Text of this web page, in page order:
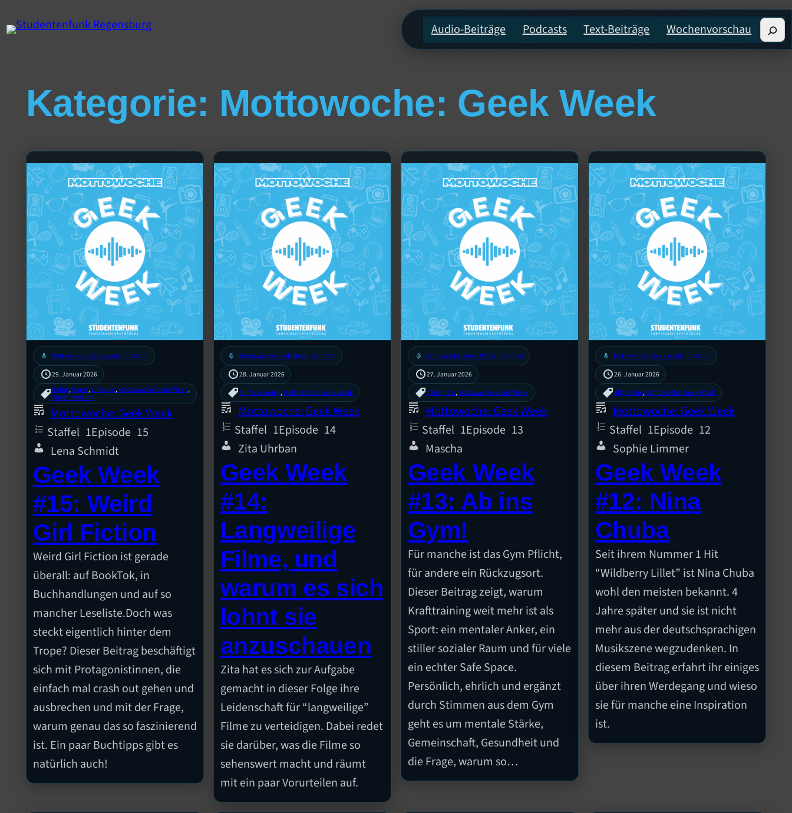
Audio-Beiträge Podcasts Text-Beiträge Wochenvorschau
Kategorie: Mottowoche: Geek Week
mic Mottowoche: Geek Week [S1/E15]
29. Januar 2026
Kultur, Kunst, Lifestyle, Mottowoche: Geek Week,
Studentenfunk
Mottowoche: Geek Week
Staffel 1Episode 15
Lena Schmidt
Geek Week
#15: Weird
Girl Fiction
Weird Girl Fiction ist gerade
überall: auf BookTok, in
Buchhandlungen und auf so
mancher Leseliste.Doch was
steckt eigentlich hinter dem
Trope? Dieser Beitrag beschäftigt
sich mit Protagonistinnen, die
einfach mal crash out gehen und
ausbrechen und mit der Frage,
warum genau das so faszinierend
ist. Ein paar Buchtipps gibt es
natürlich auch!
mic Mottowoche: Geek Week [S1/E14]
28. Januar 2026
Filme & Serien, Mottowoche: Geek Week
Mottowoche: Geek Week
Staffel 1Episode 14
Zita Uhrban
Geek Week
#14:
Langweilige
Filme, und
warum es sich
lohnt sie
anzuschauen
Zita hat es sich zur Aufgabe
gemacht in dieser Folge ihre
Leidenschaft für “langweilige”
Filme zu verteidigen. Dabei redet
sie darüber, was die Filme so
sehenswert macht und räumt
mit ein paar Vorurteilen auf.
mic Mottowoche: Geek Week [S1/E13]
27. Januar 2026
Allgemein, Mottowoche: Geek Week
Mottowoche: Geek Week
Staffel 1Episode 13
Mascha
Geek Week
#13: Ab ins
Gym!
Für manche ist das Gym Pflicht,
für andere ein Rückzugsort.
Dieser Beitrag zeigt, warum
Krafttraining weit mehr ist als
Sport: ein mentaler Anker, ein
stiller sozialer Raum und für viele
ein echter Safe Space.
Persönlich, ehrlich und ergänzt
durch Stimmen aus dem Gym
geht es um mentale Stärke,
Gemeinschaft, Gesundheit und
die Frage, warum so…
mic Mottowoche: Geek Week [S1/E12]
26. Januar 2026
Allgemein, Mottowoche: Geek Week
Mottowoche: Geek Week
Staffel 1Episode 12
Sophie Limmer
Geek Week
#12: Nina
Chuba
Seit ihrem Nummer 1 Hit
“Wildberry Lillet” ist Nina Chuba
wohl den meisten bekannt. 4
Jahre später und sie ist nicht
mehr aus der deutschsprachigen
Musikszene wegzudenken. In
diesem Beitrag erfahrt ihr einiges
über ihren Werdegang und wieso
sie für manche eine Inspiration
ist.